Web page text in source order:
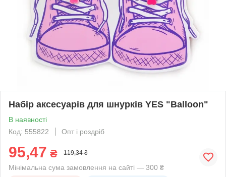
Набір аксесуарів для шнурків YES "Balloon"
В наявності
Код: 555822
Опт і роздріб
95,47 ₴ 119,34 ₴
Мінімальна сума замовлення на сайті — 300 ₴